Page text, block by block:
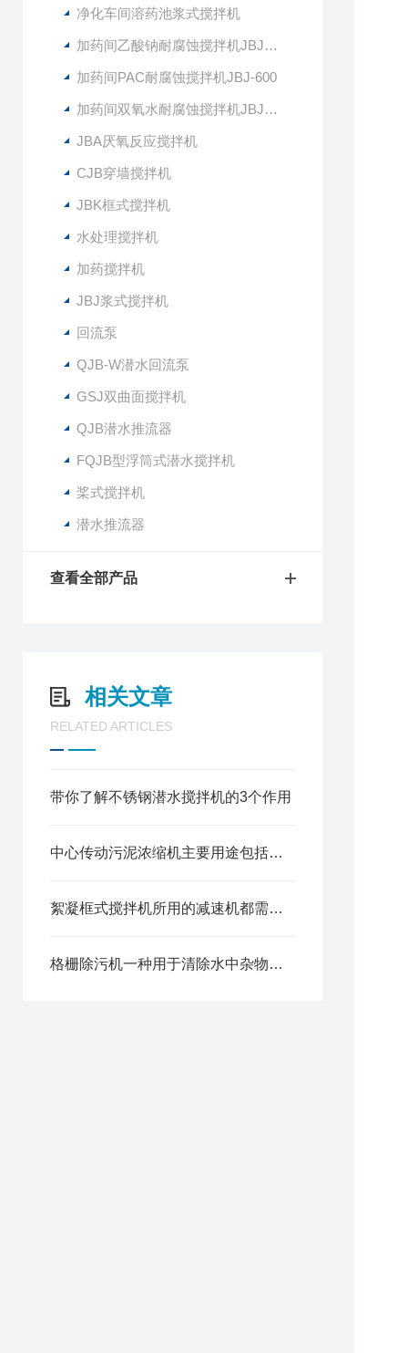
净化车间溶药池浆式搅拌机
加药间乙酸钠耐腐蚀搅拌机JBJ-400
加药间PAC耐腐蚀搅拌机JBJ-600
加药间双氧水耐腐蚀搅拌机JBJ-300
JBA厌氧反应搅拌机
CJB穿墙搅拌机
JBK框式搅拌机
水处理搅拌机
加药搅拌机
JBJ浆式搅拌机
回流泵
QJB-W潜水回流泵
GSJ双曲面搅拌机
QJB潜水推流器
FQJB型浮筒式潜水搅拌机
桨式搅拌机
潜水推流器
查看全部产品
相关文章
RELATED ARTICLES
带你了解不锈钢潜水搅拌机的3个作用
中心传动污泥浓缩机主要用途包括以下几个方面
絮凝框式搅拌机所用的减速机都需要考虑哪些因素？
格栅除污机一种用于清除水中杂物的水处理设备